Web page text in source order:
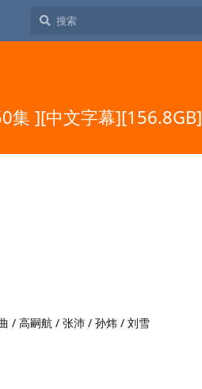
集 ][中文字幕][156.8GB]
/ 高嗣航 / 张沛 / 孙炜 / 刘雪